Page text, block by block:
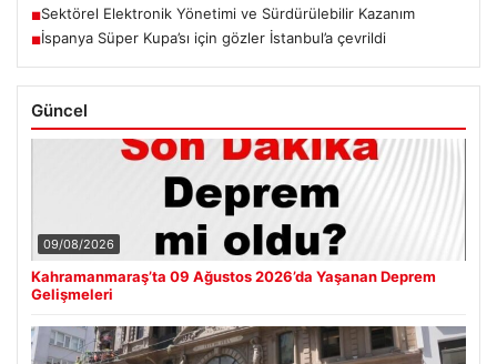
■Sektörel Elektronik Yönetimi ve Sürdürülebilir Kazanım
■İspanya Süper Kupa’sı için gözler İstanbul’a çevrildi
Güncel
09/08/2026
Kahramanmaraş’ta 09 Ağustos 2026’da Yaşanan Deprem
Gelişmeleri